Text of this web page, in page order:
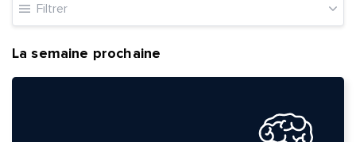
Filtrer
La semaine prochaine